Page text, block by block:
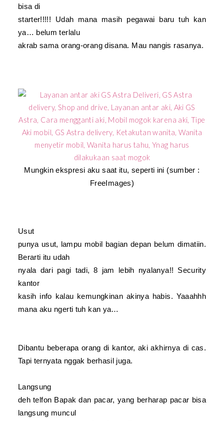
bisa di
starter!!!!! Udah mana masih pegawai baru tuh kan
ya… belum terlalu
akrab sama orang-orang disana. Mau nangis rasanya.
Mungkin ekspresi aku saat itu, seperti ini (sumber :
FreeImages)
Usut
punya usut, lampu mobil bagian depan belum dimatiin.
Berarti itu udah
nyala dari pagi tadi, 8 jam lebih nyalanya!! Security
kantor
kasih info kalau kemungkinan akinya habis. Yaaahhh
mana aku ngerti tuh kan ya…
Dibantu beberapa orang di kantor, akiakhirnya di cas.
Tapi ternyata nggak berhasil juga.
Langsung
deh telfon Bapak dan pacar, yang berharap pacar bisa
langsung muncul